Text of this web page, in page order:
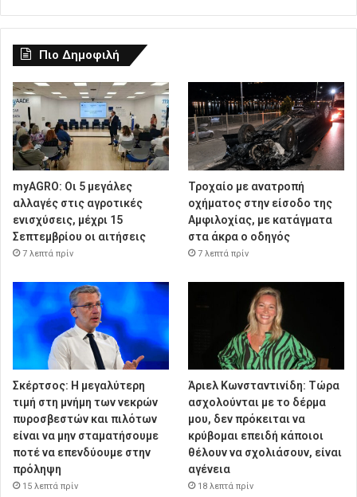
Πιο Δημοφιλή
myAGRO: Οι 5 μεγάλες
αλλαγές στις αγροτικές
ενισχύσεις, μέχρι 15
Σεπτεμβρίου οι αιτήσεις
7 λεπτά πρίν
Τροχαίο με ανατροπή
οχήματος στην είσοδο της
Αμφιλοχίας, με κατάγματα
στα άκρα ο οδηγός
7 λεπτά πρίν
Σκέρτσος: Η μεγαλύτερη
τιμή στη μνήμη των νεκρών
πυροσβεστών και πιλότων
είναι να μην σταματήσουμε
ποτέ να επενδύουμε στην
πρόληψη
15 λεπτά πρίν
Άριελ Κωνσταντινίδη: Τώρα
ασχολούνται με το δέρμα
μου, δεν πρόκειται να
κρύβομαι επειδή κάποιοι
θέλουν να σχολιάσουν, είναι
αγένεια
18 λεπτά πρίν